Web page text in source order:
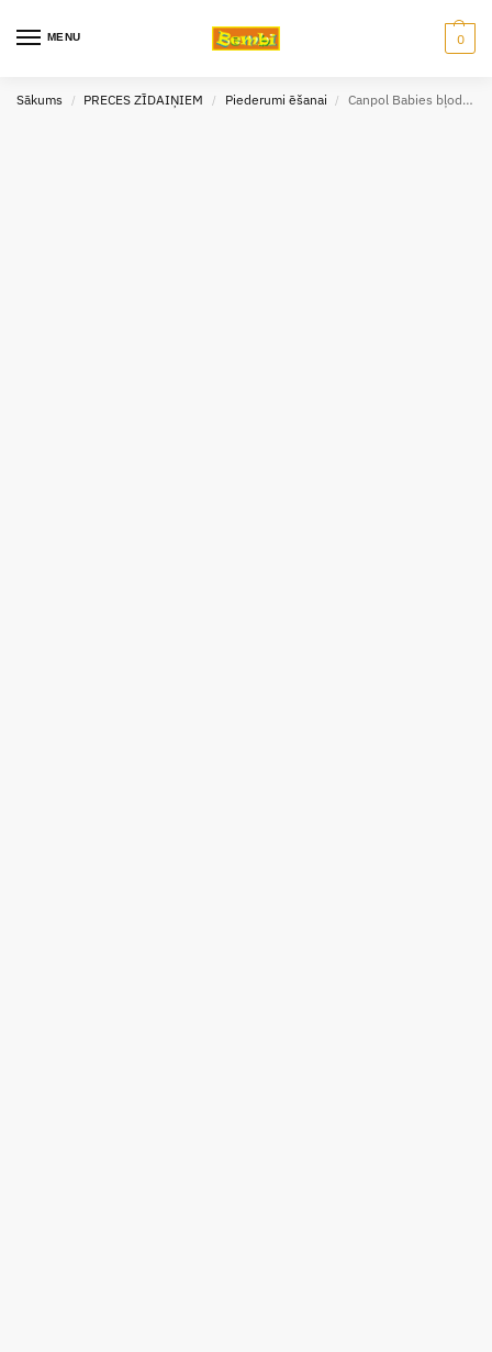
MENU 0
Sākums / PRECES ZĪDAIŅIEM / Piederumi ēšanai / Canpol Babies bļodiņa no melamīna ar lipekli